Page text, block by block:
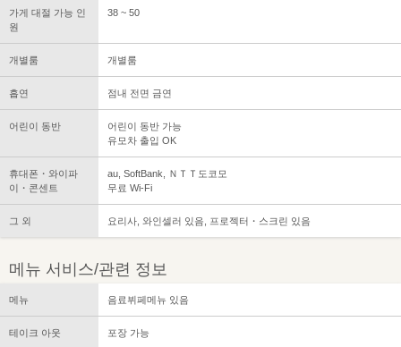
가게 대절 가능 인
원
38 ~ 50
개별룸 개별룸
흡연 점내 전면 금연
어린이 동반
어린이 동반 가능
유모차 출입 OK
휴대폰・와이파
이・콘센트
au, SoftBank, ＮＴＴ도코모
무료 Wi-Fi
그 외 요리사, 와인셀러 있음, 프로젝터・스크린 있음
메뉴 서비스/관련 정보
메뉴 음료뷔페메뉴 있음
테이크 아웃 포장 가능